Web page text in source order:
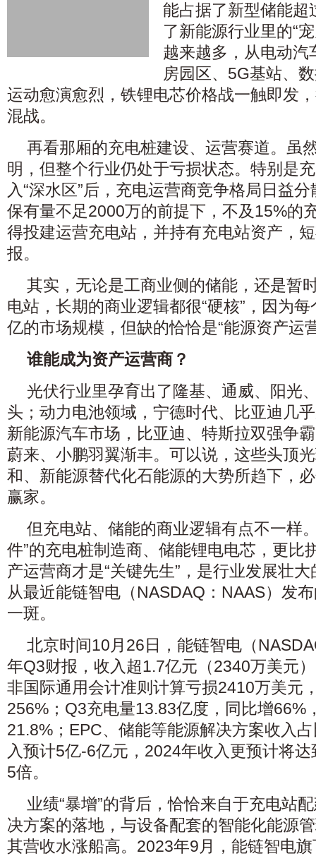
能占据了新型储能超
了新能源行业里的“
越来越多，从电动汽
房园区、5G基站、
运动愈演愈烈，铁锂电芯价格战一触即发
混战。
再看那厢的充电桩建设、运营赛道。虽
明，但整个行业仍处于亏损状态。特别是
入“深水区”后，充电运营商竞争格局日益
保有量不足2000万的前提下，不及15%的
得投建运营充电站，并持有充电站资产，
报。
其实，无论是工商业侧的储能，还是暂
电站，长期的商业逻辑都很“硬核”，因为
亿的市场规模，但缺的恰恰是“能源资产运
谁能成为资产运营商？
光伏行业里孕育出了隆基、通威、阳光
头；动力电池领域，宁德时代、比亚迪几
新能源汽车市场，比亚迪、特斯拉双强争
蔚来、小鹏羽翼渐丰。可以说，这些头顶
和、新能源替代化石能源的大势所趋下，
赢家。
但充电站、储能的商业逻辑有点不一样
件”的充电桩制造商、储能锂电电芯，更比
产运营商才是“关键先生”，是行业发展壮
从最近能链智电（NASDAQ：NAAS）发
一斑。
北京时间10月26日，能链智电（
年Q3财报，收入超1.7亿元（2340万美元
非国际通用会计准则计算亏损2410万美元
256%；Q3充电量13.83亿度，同比增66%
21.8%；EPC、储能等能源解决方案收入
入预计5亿-6亿元，2024年收入更预计将
5倍。
业绩“暴增”的背后，恰恰来自于充电站
决方案的落地，与设备配套的智能化能源
其营收水涨船高。2023年9月，能链智电